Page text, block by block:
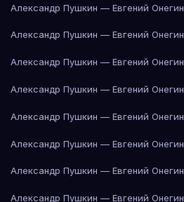
Александр Пушкин — Евгений Онегин
Александр Пушкин — Евгений Онегин
Александр Пушкин — Евгений Онегин
Александр Пушкин — Евгений Онегин
Александр Пушкин — Евгений Онегин
Александр Пушкин — Евгений Онегин
Александр Пушкин — Евгений Онегин
Александр Пушкин — Евгений Онегин